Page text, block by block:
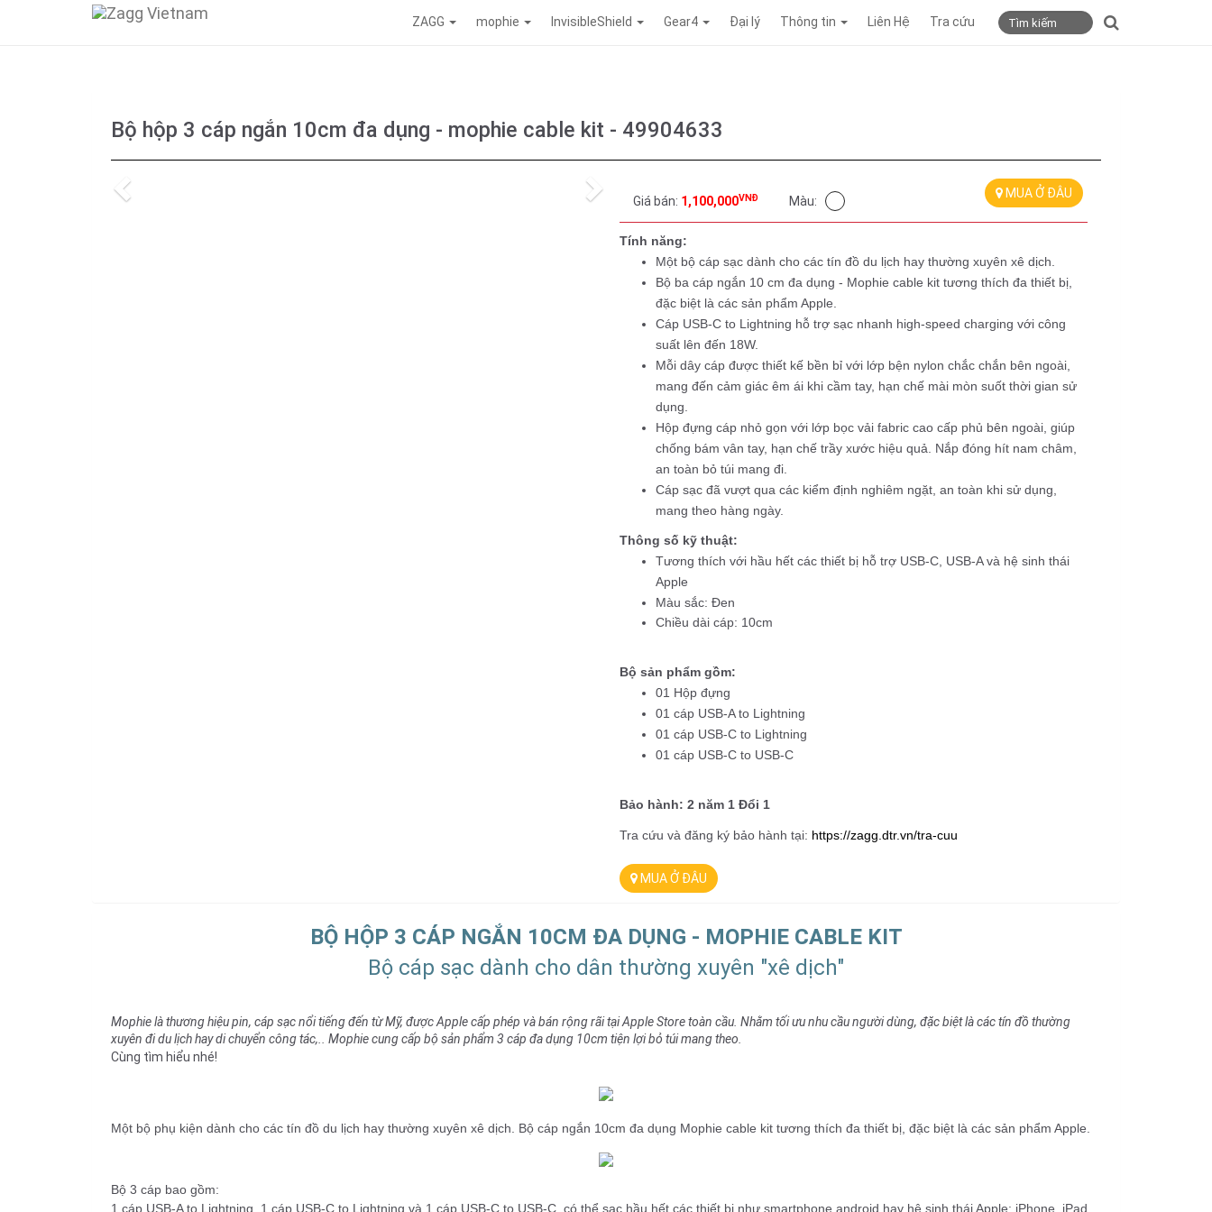
ZAGG mophie InvisibleShield Gear4 Đại lý Thông tin Liên Hệ Tra cứu
Bộ hộp 3 cáp ngắn 10cm đa dụng - mophie cable kit - 49904633
Previous Next Giá bán: 1,100,000VNĐ Màu:
MUA Ở ĐÂU
Tính năng:
Một bộ cáp sạc dành cho các tín đồ du lịch hay thường xuyên xê dịch.
Bộ ba cáp ngắn 10 cm đa dụng - Mophie cable kit tương thích đa thiết bị,
đặc biệt là các sản phẩm Apple.
Cáp USB-C to Lightning hỗ trợ sạc nhanh high-speed charging với công
suất lên đến 18W.
Mỗi dây cáp được thiết kế bền bỉ với lớp bện nylon chắc chắn bên ngoài,
mang đến cảm giác êm ái khi cầm tay, hạn chế mài mòn suốt thời gian sử
dụng.
Hộp đựng cáp nhỏ gọn với lớp bọc vải fabric cao cấp phủ bên ngoài, giúp
chống bám vân tay, hạn chế trầy xước hiệu quả. Nắp đóng hít nam châm,
an toàn bỏ túi mang đi.
Cáp sạc đã vượt qua các kiểm định nghiêm ngặt, an toàn khi sử dụng,
mang theo hàng ngày.
Thông số kỹ thuật:
Tương thích với hầu hết các thiết bị hỗ trợ USB-C, USB-A và hệ sinh thái
Apple
Màu sắc: Đen
Chiều dài cáp: 10cm
Bộ sản phẩm gồm:
01 Hộp đựng
01 cáp USB-A to Lightning
01 cáp USB-C to Lightning
01 cáp USB-C to USB-C
Bảo hành: 2 năm 1 Đổi 1
Tra cứu và đăng ký bảo hành tại: https://zagg.dtr.vn/tra-cuu
MUA Ở ĐÂU
BỘ HỘP 3 CÁP NGẮN 10CM ĐA DỤNG - MOPHIE CABLE KIT
Bộ cáp sạc dành cho dân thường xuyên "xê dịch"
Mophie là thương hiệu pin, cáp sạc nổi tiếng đến từ Mỹ, được Apple cấp phép và bán rộng rãi tại Apple Store toàn cầu. Nhằm tối ưu nhu cầu người dùng, đặc biệt là các tín đồ thường
xuyên đi du lịch hay di chuyển công tác,.. Mophie cung cấp bộ sản phẩm 3 cáp đa dụng 10cm tiện lợi bỏ túi mang theo.
Cùng tìm hiểu nhé!
Một bộ phụ kiện dành cho các tín đồ du lịch hay thường xuyên xê dịch. Bộ cáp ngắn 10cm đa dụng Mophie cable kit tương thích đa thiết bị, đặc biệt là các sản phẩm Apple.
Bộ 3 cáp bao gồm:
1 cáp USB-A to Lightning, 1 cáp USB-C to Lightning và 1 cáp USB-C to USB-C, có thể sạc hầu hết các thiết bị như smartphone android hay hệ sinh thái Apple: iPhone, iPad